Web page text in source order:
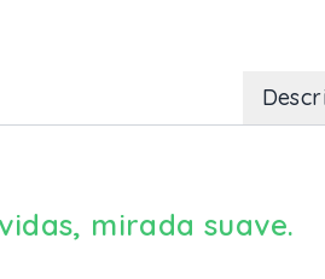
mirada suave.